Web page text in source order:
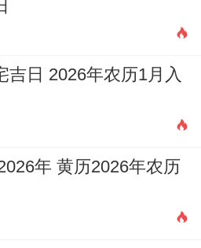
吉日 2026年农历1月入
年 黄历2026年农历